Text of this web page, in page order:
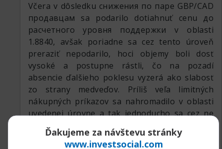
Ďakujeme za návštevu stránky
www.investsocial.com
Včera v dôsledku снижения по паре GBP/CAD
продавцам sa podarilo dotiahnuť cenu до
расчетного уровня поддержки v oblasti
1.8840, avšak poriadne sa cez tento úroveň
preraziť nepodarilo, hoci objemy boli dosť
vysoké a postupne rástli, čo na pozadí
absencie ďalšieho poklesu vyzerá ako slabosť
zo strany medveďov. Príliš veľa limitných
nákupných príkazov sa nahromadilo v oblasti
uvedenej úrovne a tak jednoducho sa cez ne
preraziť nepodarí.